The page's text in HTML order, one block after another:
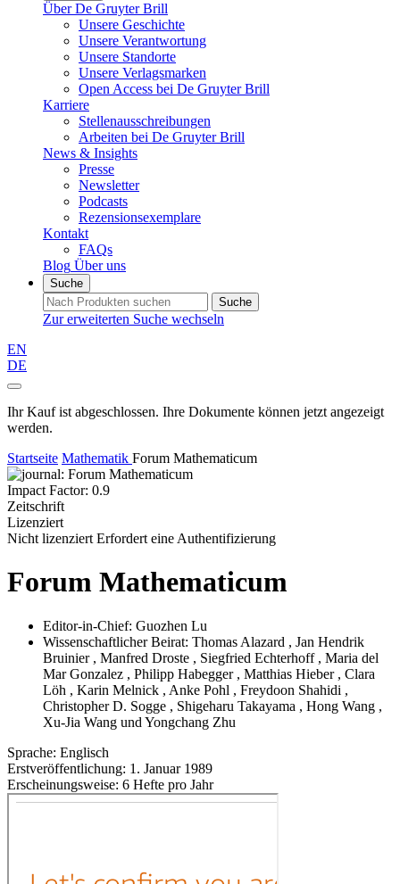
Über De Gruyter Brill
Unsere Geschichte
Unsere Verantwortung
Unsere Standorte
Unsere Verlagsmarken
Open Access bei De Gruyter Brill
Karriere
Stellenausschreibungen
Arbeiten bei De Gruyter Brill
News & Insights
Presse
Newsletter
Podcasts
Rezensionsexemplare
Kontakt
FAQs
Blog Über uns
Suche
Suche
Zur erweiterten Suche wechseln
EN
DE
Ihr Kauf ist abgeschlossen. Ihre Dokumente können jetzt angezeigt
werden.
Startseite Mathematik Forum Mathematicum
Impact Factor: 0.9
Zeitschrift
Lizenziert
Nicht lizenziert Erfordert eine Authentifizierung
Forum Mathematicum
Editor-in-Chief: Guozhen Lu
Wissenschaftlicher Beirat: Thomas Alazard , Jan Hendrik
Bruinier , Manfred Droste , Siegfried Echterhoff , Maria del
Mar Gonzalez , Philipp Habegger , Matthias Hieber , Clara
Löh , Karin Melnick , Anke Pohl , Freydoon Shahidi ,
Christopher D. Sogge , Shigeharu Takayama , Hong Wang ,
Xu-Jia Wang und Yongchang Zhu
Sprache: Englisch
Erstveröffentlichung: 1. Januar 1989
Erscheinungsweise: 6 Hefte pro Jahr